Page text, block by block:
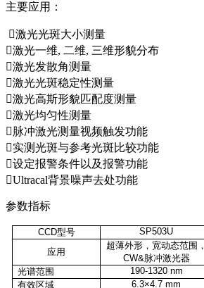
主要应用：
激光光斑大小测量
激光一维, 二维, 三维形貌分布
激光发散角测量
激光光斑稳定性测量
激光高斯形貌匹配度测量
激光均匀性测量
脉冲激光测量视频触发功能
实测光斑与参考光斑比较功能
设定报警条件以及报警功能
Ultracal背景噪声去处功能
参数指标
CCD型号 SP503U
应用
超薄外形，宽动态范围，
CW&脉冲激光器
光谱范围
190-1320 nm
有效区域
6.3×4.7 mm